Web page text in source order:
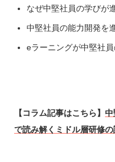
なぜ中堅社員の学びが
中堅社員の能力開発を
eラーニングが中堅社
【コラム記事はこちら】 中
で読み解くミドル層研修